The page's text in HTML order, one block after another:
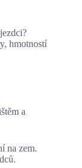
hmotností
a
na zem.